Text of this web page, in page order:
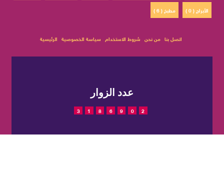
مطبخ ( 6 )
الأبراج ( 0 )
الرئيسية سياسة الخصوصية شروط الاستخدام من نحن اتصل بنا
عدد الزوار
3 1 8 6 9 0 2